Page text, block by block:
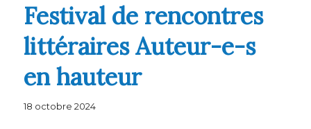
Festival de rencontres
littéraires Auteur-e-s
en hauteur
18 octobre 2024